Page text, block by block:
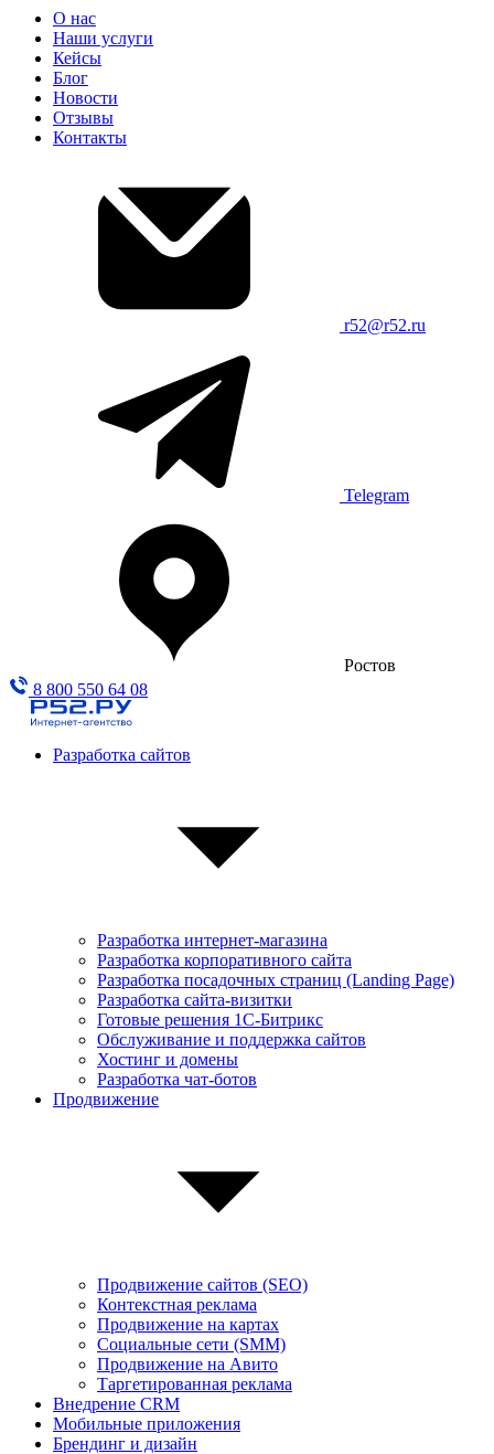
О нас
Наши услуги
Кейсы
Блог
Новости
Отзывы
Контакты
r52@r52.ru
Telegram
Ростов
8 800 550 64 08
Разработка сайтов
Разработка интернет-магазина
Разработка корпоративного сайта
Разработка посадочных страниц (Landing Page)
Разработка сайта-визитки
Готовые решения 1С-Битрикс
Обслуживание и поддержка сайтов
Хостинг и домены
Разработка чат-ботов
Продвижение
Продвижение сайтов (SEO)
Контекстная реклама
Продвижение на картах
Социальные сети (SMM)
Продвижение на Авито
Таргетированная реклама
Внедрение CRM
Мобильные приложения
Брендинг и дизайн